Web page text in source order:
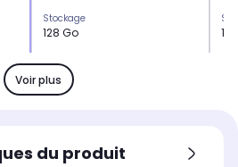
Stockage
128 Go
Mémoire vive
12 Go
Autonomie en heures
Voir plus
du produit